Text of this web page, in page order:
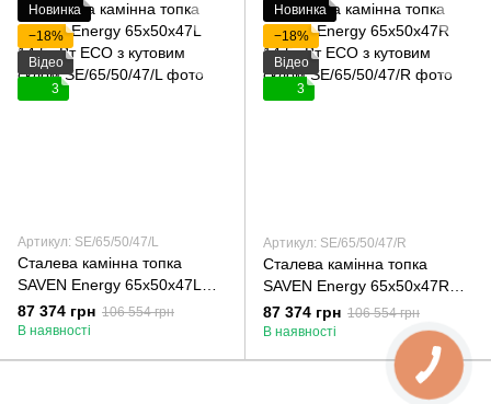
Новинка
−18%
Відео
3
Артикул: SE/65/50/47/L
Сталева камінна топка
SAVEN Energy 65х50х47L
14,5 кВт ECO з кутовим
склом
87 374 грн 106 554 грн
В наявності
Новинка
−18%
Відео
3
Артикул: SE/65/50/47/R
Сталева камінна топка
SAVEN Energy 65х50х47R
14,5 кВт ECO з кутовим
склом
87 374 грн 106 554 грн
В наявності